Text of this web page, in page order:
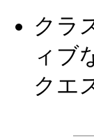
クラ
ィブ
クエ